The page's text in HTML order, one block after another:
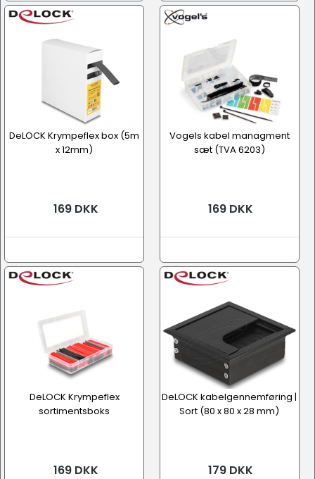
DeLOCK Krympeflex box (5m
x 12mm)
169 DKK
Vogels kabel managment
sæt (TVA 6203)
169 DKK
DeLOCK Krympeflex
sortimentsboks
169 DKK
DeLOCK kabelgennemføring |
Sort (80 x 80 x 28 mm)
179 DKK